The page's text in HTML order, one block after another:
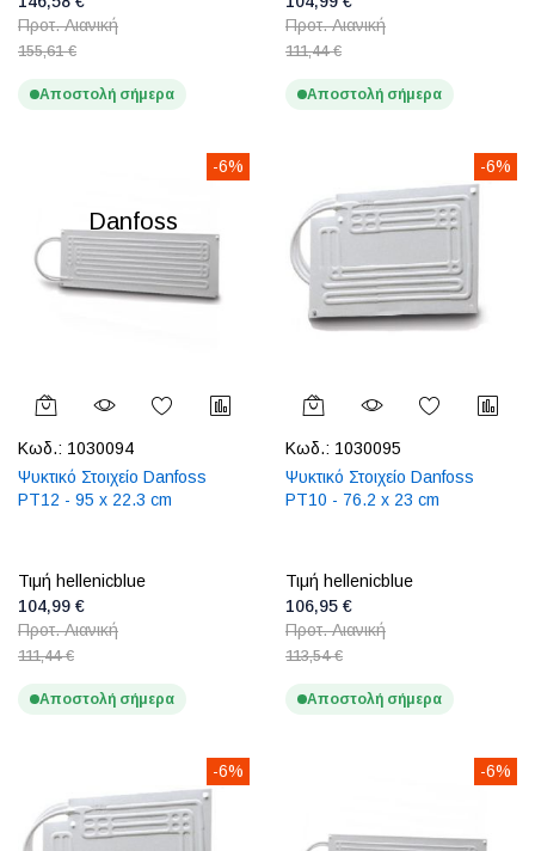
Προτ. Λιανική
155,61 €
Αποστολή σήμερα
Προτ. Λιανική
111,44 €
Αποστολή σήμερα
-6%
Κωδ.: 1030094
Ψυκτικό Στοιχείο Danfoss
PT12 - 95 x 22.3 cm
Τιμή hellenicblue
104,99 €
Προτ. Λιανική
111,44 €
Αποστολή σήμερα
-6%
Κωδ.: 1030095
Ψυκτικό Στοιχείο Danfoss
PT10 - 76.2 x 23 cm
Τιμή hellenicblue
106,95 €
Προτ. Λιανική
113,54 €
Αποστολή σήμερα
-6% -6%
Danfoss